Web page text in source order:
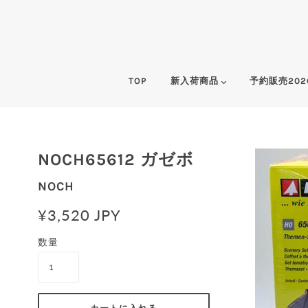
TOP 新入荷商品 予約販売
NOCH65612 ガゼボ
NOCH
¥3,520 JPY
数量